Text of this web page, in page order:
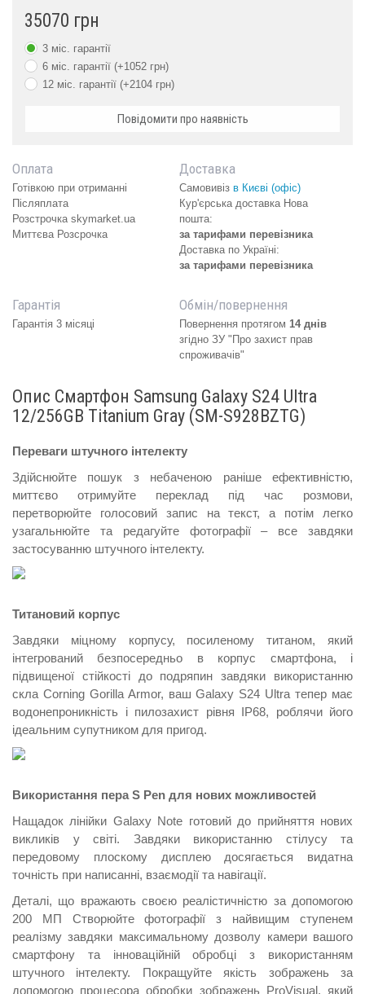
35070 грн
3 міс. гарантії
6 міс. гарантії (+1052 грн)
12 міс. гарантії (+2104 грн)
Повідомити про наявність
Оплата
Готівкою при отриманні
Післяплата
Розстрочка skymarket.ua
Миттєва Розсрочка
Доставка
Самовивіз в Києві (офіс)
Кур'єрська доставка Нова
пошта:
за тарифами перевізника
Доставка по Україні:
за тарифами перевізника
Гарантія
Гарантія 3 місяці
Обмін/повернення
Повернення протягом 14 днів
згідно ЗУ "Про захист прав
спроживачів"
Опис Смартфон Samsung Galaxy S24 Ultra
12/256GB Titanium Gray (SM-S928BZTG)
Переваги штучного інтелекту
Здійснюйте пошук з небаченою раніше ефективністю,
миттєво отримуйте переклад під час розмови,
перетворюйте голосовий запис на текст, а потім легко
узагальнюйте та редагуйте фотографії – все завдяки
застосуванню штучного інтелекту.
Титановий корпус
Завдяки міцному корпусу, посиленому титаном, який
інтегрований безпосередньо в корпус смартфона, і
підвищеної стійкості до подряпин завдяки використанню
скла Corning Gorilla Armor, ваш Galaxy S24 Ultra тепер має
водонепроникність і пилозахист рівня IP68, роблячи його
ідеальним супутником для пригод.
Використання пера S Pen для нових можливостей
Нащадок лінійки Galaxy Note готовий до прийняття нових
викликів у світі. Завдяки використанню стілусу та
передовому плоскому дисплею досягається видатна
точність при написанні, взаємодії та навігації.
Деталі, що вражають своєю реалістичністю за допомогою
200 МП Створюйте фотографії з найвищим ступенем
реалізму завдяки максимальному дозволу камери вашого
смартфону та інноваційній обробці з використанням
штучного інтелекту. Покращуйте якість зображень за
допомогою процесора обробки зображень ProVisual, який